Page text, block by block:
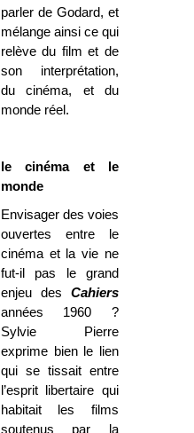
parler de Godard, et
mélange ainsi ce qui
relève du film et de
son interprétation,
du cinéma, et du
monde réel.
le cinéma et le
monde
Envisager des voies
ouvertes entre le
cinéma et la vie ne
fut-il pas le grand
enjeu desCahiers
années 1960 ?
Sylvie Pierre
exprime bien le lien
qui se tissait entre
l’esprit libertaire qui
habitait les films
soutenus par la